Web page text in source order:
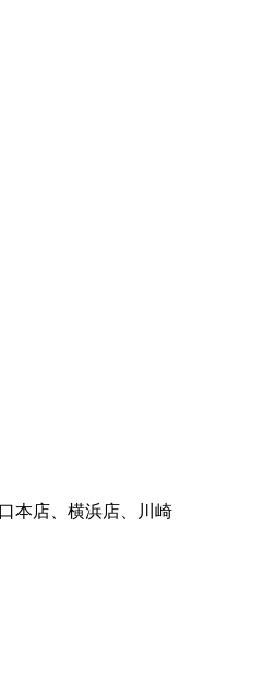
本店、横浜店、川崎